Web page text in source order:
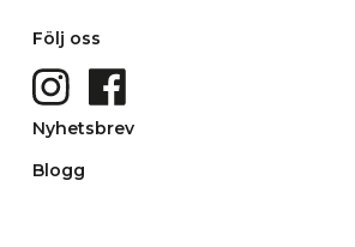
Följ oss
Nyhetsbrev
Blogg